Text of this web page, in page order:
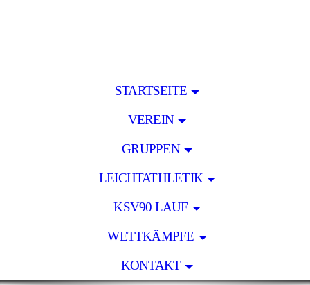
STARTSEITE
VEREIN
GRUPPEN
LEICHTATHLETIK
KSV90 LAUF
WETTKÄMPFE
KONTAKT